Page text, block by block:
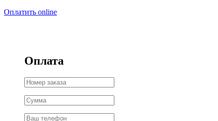
Оплатить online
Оплата